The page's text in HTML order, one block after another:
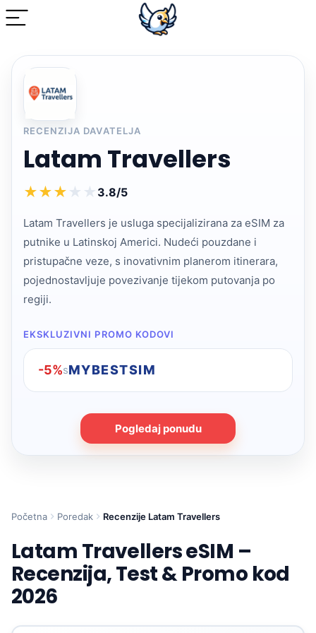
RECENZIJA DAVATELJA
Latam Travellers
★★★ ★ ★ 3.8/5
Latam Travellers je usluga specijalizirana za eSIM za
putnike u Latinskoj Americi. Nudeći pouzdane i
pristupačne veze, s inovativnim planerom itinerara,
pojednostavljuje povezivanje tijekom putovanja po
regiji.
EKSKLUZIVNI PROMO KODOVI
-5%sMYBESTSIM
Pogledaj ponudu
Početna Poredak Recenzije Latam Travellers
Latam Travellers eSIM –
Recenzija, Test & Promo kod
2026